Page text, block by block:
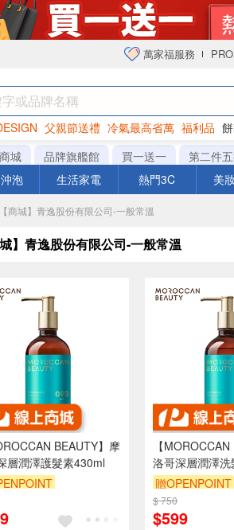
萬家福服務
父親節送禮 冷氣最高省萬 福利品
頭 衛生紙
城 品牌旗艦館 買一送一 第二件
泡 生活家電 熱門3C 美
商城】青逸股份有限公司-一般常溫
城】青逸股份有限公司-一般常溫
BEAUTY】摩
層潤澤護髮素430ml
【
洛哥深層潤澤
贈OPENPOINT
$ 750
$599